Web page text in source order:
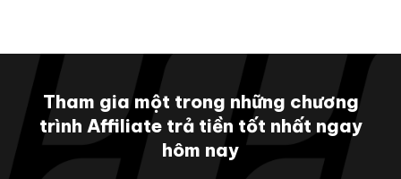
Tham gia một trong những chương
trình Affiliate trả tiền tốt nhất ngay
hôm nay